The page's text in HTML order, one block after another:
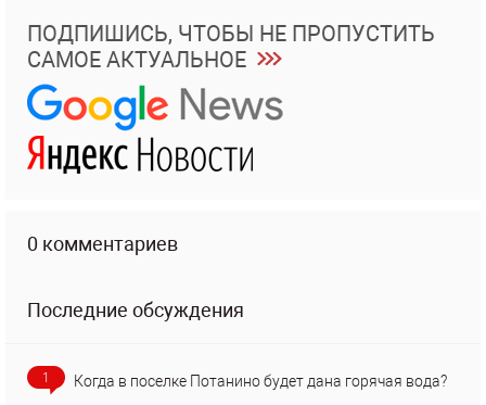
ПОДПИШИСЬ, ЧТОБЫ НЕ ПРОПУСТИТЬ
САМОЕ АКТУАЛЬНОЕ
0 комментариев
Последние обсуждения
1 Когда в поселке Потанино будет дана горячая вода?